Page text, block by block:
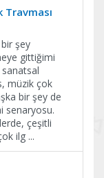
Travması
şey
gittiğimi
müzik çok
bir şey de
senaryosu.
çeşitli
ilg ...